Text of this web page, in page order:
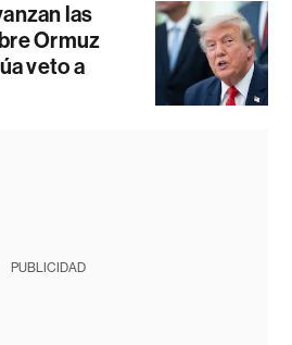
las
Ormuz
veto a
PUBLICIDAD